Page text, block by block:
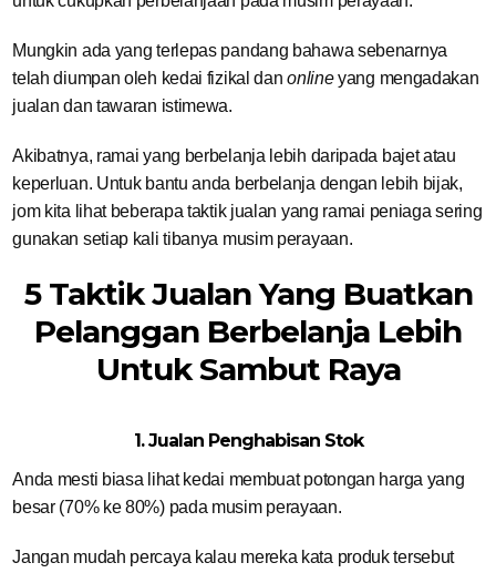
Mungkin ada yang terlepas pandang bahawa sebenarnya
telah diumpan oleh kedai fizikal danonlineyang mengadakan
jualan dan tawaran istimewa.
Akibatnya, ramai yang berbelanja lebih daripada bajet atau
keperluan. Untuk bantu anda berbelanja dengan lebih bijak,
jom kita lihat beberapa taktik jualan yang ramai peniaga sering
gunakan setiap kali tibanya musim perayaan.
5 Taktik Jualan Yang Buatkan
Pelanggan Berbelanja Lebih
Untuk Sambut Raya
1. Jualan Penghabisan Stok
Anda mesti biasa lihat kedai membuat potongan harga yang
besar (70% ke 80%) pada musim perayaan.
Jangan mudah percaya kalau mereka kata produk tersebut